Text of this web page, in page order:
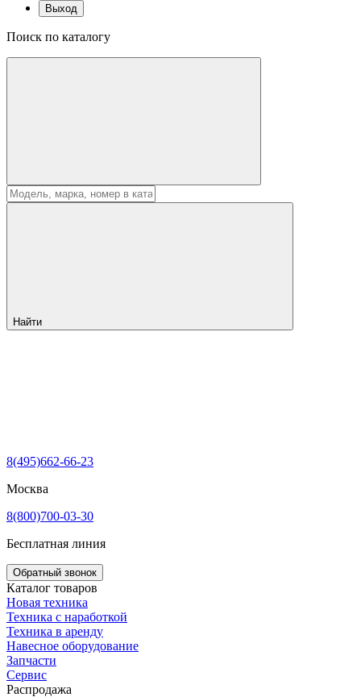
Выход
Поиск по каталогу
Найти
8(495)662-66-23
Москва
8(800)700-03-30
Бесплатная линия
Обратный звонок
Каталог товаров
Новая техника
Техника с наработкой
Техника в аренду
Навесное оборудование
Запчасти
Сервис
Распродажа